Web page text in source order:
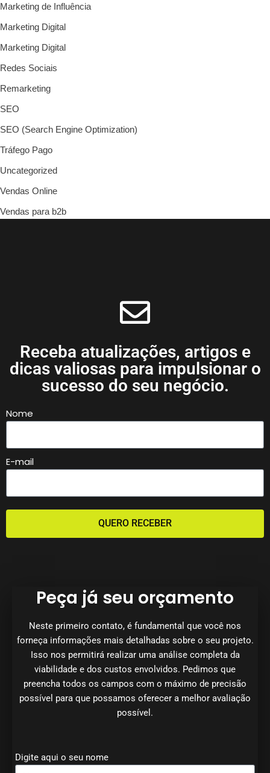
Marketing de Influência
Marketing Digital
Marketing Digital
Redes Sociais
Remarketing
SEO
SEO (Search Engine Optimization)
Tráfego Pago
Uncategorized
Vendas Online
Vendas para b2b
Receba atualizações, artigos e
dicas valiosas para impulsionar o
sucesso do seu negócio.
Nome
E-mail
QUERO RECEBER
Peça já seu orçamento
Neste primeiro contato, é fundamental que você nos
forneça informações mais detalhadas sobre o seu projeto.
Isso nos permitirá realizar uma análise completa da
viabilidade e dos custos envolvidos. Pedimos que
preencha todos os campos com o máximo de precisão
possível para que possamos oferecer a melhor avaliação
possível.
Digite aqui o seu nome